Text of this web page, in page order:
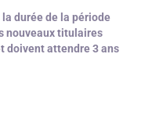
durée de la période
nouveaux titulaires
doivent attendre 3 ans